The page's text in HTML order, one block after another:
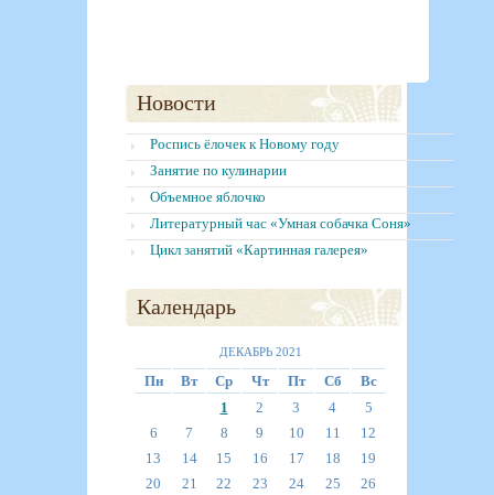
Новости
Роспись ёлочек к Новому году
Занятие по кулинарии
Объемное яблочко
Литературный час «Умная собачка Соня»
Цикл занятий «Картинная галерея»
Календарь
ДЕКАБРЬ 2021
Пн Вт Ср Чт Пт Сб
Вс
1
2 3 4
5
6
7 8 9 10 11
12
13
14 15 16 17 18
19
20
21 22 23 24 25
26